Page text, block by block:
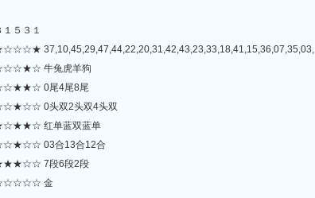
５３１
牛兔虎羊狗
0尾4尾8尾
0头双2头双4头双
红单蓝双蓝单
03合13合12合
7段6段2段
金